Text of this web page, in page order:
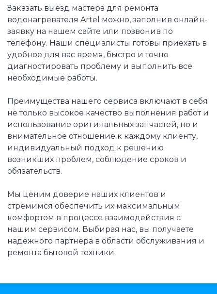
Заказать выезд мастера для ремонта
водонагревателя Artel можно, заполнив онлайн-
заявку на нашем сайте или позвонив по
телефону. Наши специалисты готовы приехать в
удобное для вас время, быстро и точно
диагностировать проблему и выполнить все
необходимые работы.
Преимущества нашего сервиса включают в себя
не только высокое качество выполнения работ и
использование оригинальных запчастей, но и
внимательное отношение к каждому клиенту,
индивидуальный подход к решению
возникших проблем, соблюдение сроков и
обязательств.
Мы ценим доверие наших клиентов и
стремимся обеспечить их максимальным
комфортом в процессе взаимодействия с
нашим сервисом. Выбирая нас, вы получаете
надежного партнера в области обслуживания и
ремонта бытовой техники.